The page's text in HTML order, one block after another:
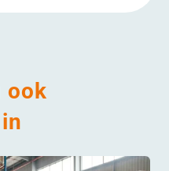
ook